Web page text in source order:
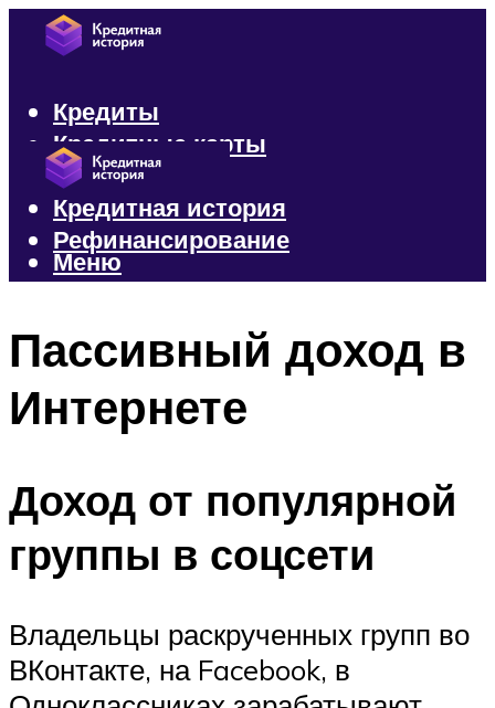
Кредиты
Кредитные карты
Микрозаймы
Кредитная история
Рефинансирование
Меню
Пассивный доход в
Интернете
Доход от популярной
группы в соцсети
Владельцы раскрученных групп во
ВКонтакте, на Facebook, в